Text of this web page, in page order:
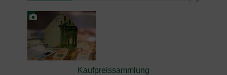
Kaufpreissammlung